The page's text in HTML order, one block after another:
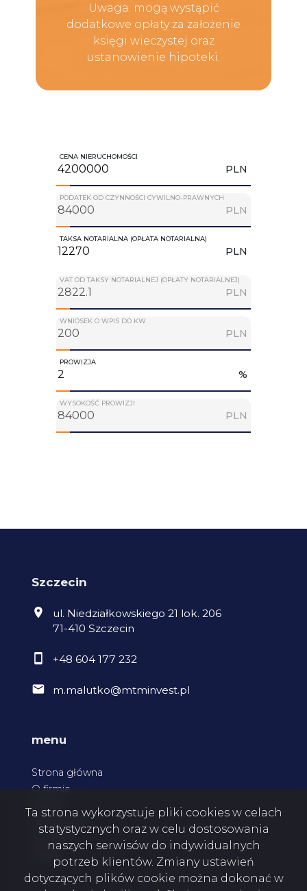
Uwaga: mogą wystąpić
dodatkowe opłaty za założenie
księgi wieczystej oraz
ustanowienie hipoteki.
CENA NIERUCHOMOŚCI
PLN
PODATEK OD CZYNNOŚCI CYWILNO-PRAWNYCH
PLN
TAKSA NOTARIALNA (OPŁATA NOTARIALNA)
PLN
VAT OD TAKSY NOTARIALNEJ (OPŁATY NOTARIALNEJ)
PLN
WNIOSEK O WPIS DO KW
PLN
PROWIZJA
%
WYSOKOŚĆ PROWIZJI
PLN
Szczecin
ul. Niedziałkowskiego 21 lok. 206
71-410 Szczecin
+48 604 177 232
m.malutko@mtminvest.pl
menu
Strona główna
O firmie
Kontakt
Ta strona wykorzystuje pliki cookies w celach
statystycznych oraz w celu dostosowania
naszych serwisów do indywidualnych
potrzeb klientów. Zmiany ustawień
dotyczących plików cookie można dokonać w